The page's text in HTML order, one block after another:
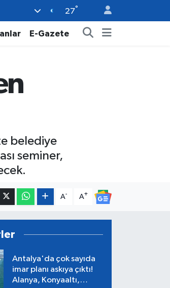
27°
E-Gazete
belediye
seminer,
A- A+
Antalya'da çok sayıda
imar planı askıya çıktı!
Alanya, Konyaaltı,